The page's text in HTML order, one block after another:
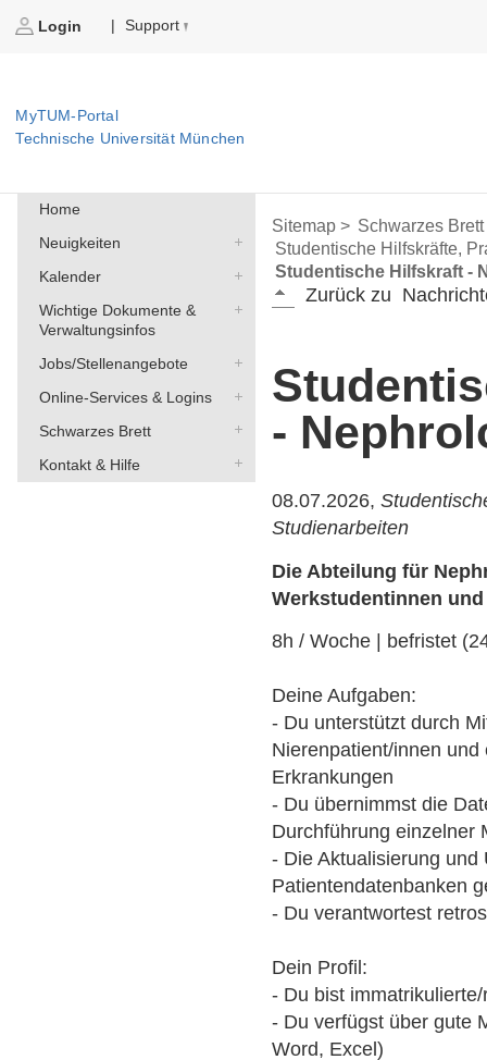
Login | Support
MyTUM-Portal
Technische Universität München
Home
Neuigkeiten
Kalender
Wichtige Dokumente &
Verwaltungsinfos
Jobs/Stellenangebote
Online-Services & Logins
Schwarzes Brett
Kontakt & Hilfe
Sitemap > Schwarzes Brett
Studentische Hilfskräfte,
Studentische Hilfskraft -
Zurück zu
-
08.07.2026,
Studienarbeiten
Die Abteilung für
Werkstudentinnen
8h / Woche | befristet
Deine Aufgaben:
- Du unterstützt durch
Nierenpatient/innen
Erkrankungen
- Du übernimmst die
Durchführung einzelner
- Die Aktualisierung und
Patientendatenbanken
- Du verantwortest
Dein Profil:
- Du bist
- Du verfügst über gute
Word, Excel)